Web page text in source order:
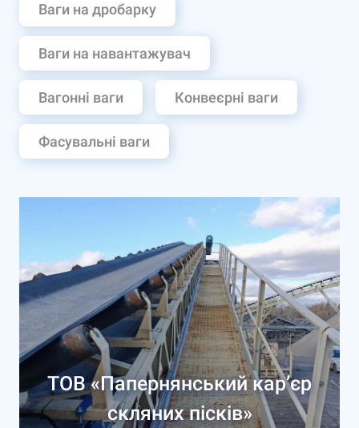
Ваги на дробарку
Ваги на навантажувач
Вагонні ваги Конвеєрні ваги
Фасувальні ваги
ТОВ «Папернянський кар’єр
скляних пісків»